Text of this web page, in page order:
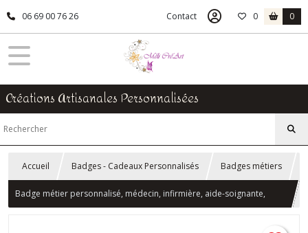
06 69 00 76 26 Contact 0 0
Créations Artisanales Personnalisées
Accueil Badges - Cadeaux Personnalisés Badges métiers
Badge métier personnalisé, médecin, infirmière, aide-soignante,